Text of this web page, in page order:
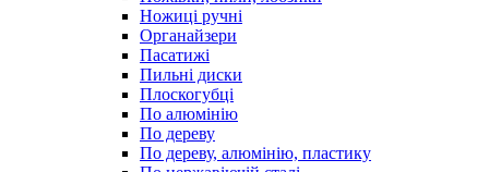
Ножиці ручні
Органайзери
Пасатижі
Пильні диски
Плоскогубці
По алюмінію
По дереву
По дереву, алюмінію, пластику